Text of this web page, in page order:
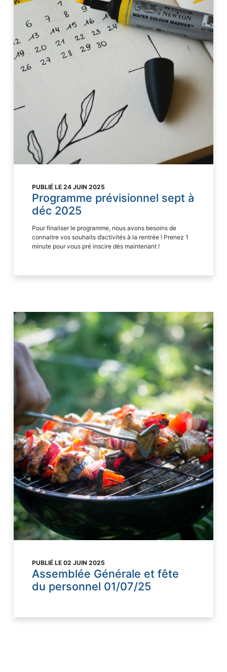
PUBLIÉ LE 24 JUIN 2025
Programme prévisionnel sept à
déc 2025
Pour finaliser le programme, nous avons besoins de
connaitre vos souhaits d’activités à la rentrée ! Prenez 1
minute pour vous pré inscire dès maintenant !
PUBLIÉ LE 02 JUIN 2025
Assemblée Générale et fête
du personnel 01/07/25